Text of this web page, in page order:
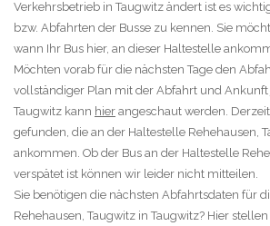
Verkehrsbetrieb in Taugwitz ändert ist es
bzw. Abfahrten der Busse zu kennen. Sie
wann Ihr Bus hier, an dieser Haltestelle
Möchten vorab für die nächsten Tage den
vollständiger Plan mit der Abfahrt und Ankunft
Taugwitz kann hier angeschaut werden.
gefunden, die an der Haltestelle Rehehausen,
ankommen. Ob der Bus an der Haltestelle
verspätet ist können wir leider nicht mitteilen.
Sie benötigen die nächsten Abfahrtsdaten für
Rehehausen, Taugwitz in Taugwitz? Hier